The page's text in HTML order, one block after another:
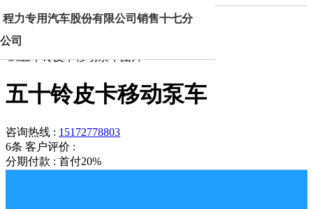
程力专用汽车股份有限公司销售十七分
公司
首页 产品中心 五十铃皮卡移动泵车
五十铃皮卡移动泵车
咨询热线 : 15172778803
6条 客户评价 :
分期付款 : 首付20%